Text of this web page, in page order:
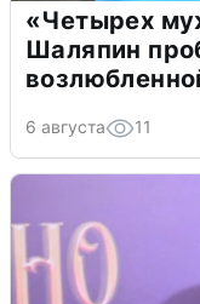
«Четырех
Шаляпин
6 августа 11